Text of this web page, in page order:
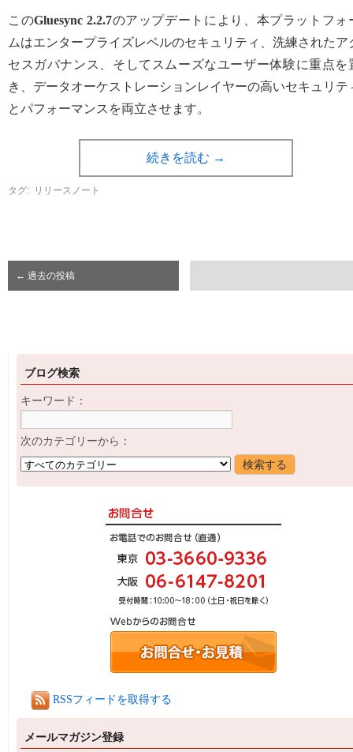
このGluesync 2.2.7のアップデートにより、本プラットフォ
ムはエンタープライズレベルのセキュリティ、洗練されたア
セスガバナンス、そしてスムーズなユーザー体験に重点を
き、データオーケストレーションレイヤーの高いセキュリテ
とパフォーマンスを両立させます。
続きを読む →
タグ: リリースノート
← 過去の投稿
ブログ検索
キーワード：
次のカテゴリーから：
RSSフィードを取得する
メールマガジン登録